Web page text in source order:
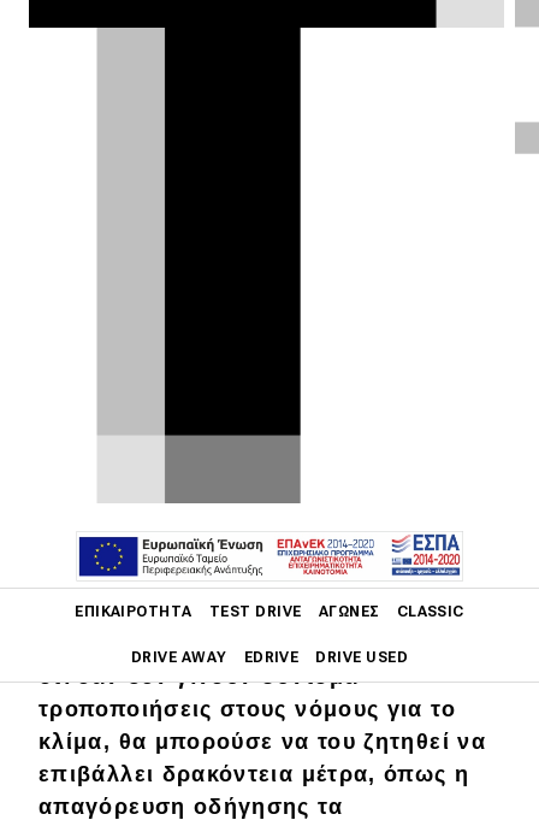
ΕΠΙΚΑΙΡΌΤΗΤΑ TEST DRIVE ΑΓΏΝΕΣ CLASSIC
DRIVE AWAY EDRIVE DRIVE USED
Main navigation
Επικαιρότητα
Νέα μοντέλα
αλλάξει τους νόμους για το κλίμα.
Ο Volker Wissing, υπουργός
ότι εάν δεν γίνουν σύντομα
τροποποιήσεις στους νόμους για το
κλίμα, θα μπορούσε να του ζητηθεί να
επιβάλλει δρακόντεια μέτρα, όπως η
απαγόρευση οδήγησης τα